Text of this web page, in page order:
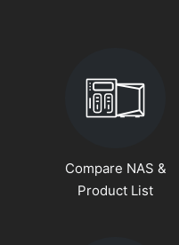
Compare NAS &
Product List